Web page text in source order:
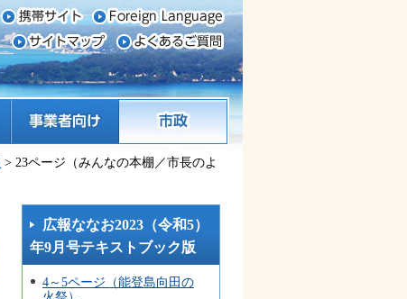
市政
> 23ページ（みんなの本棚／市長のよ
広報ななお2023（令和5）
年9月号テキストブック版
4～5ページ（能登島向田の